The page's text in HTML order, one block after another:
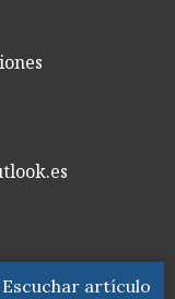
Escuchar artículo